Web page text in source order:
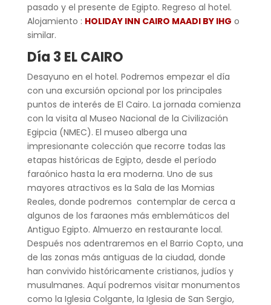
pasado y el presente de Egipto. Regreso al hotel.
Alojamiento : HOLIDAY INN CAIRO MAADI BY IHG o
similar.
Día 3 EL CAIRO
Desayuno en el hotel. Podremos empezar el día
con una excursión opcional por los principales
puntos de interés de El Cairo. La jornada comienza
con la visita al Museo Nacional de la Civilización
Egipcia (NMEC). El museo alberga una
impresionante colección que recorre todas las
etapas históricas de Egipto, desde el período
faraónico hasta la era moderna. Uno de sus
mayores atractivos es la Sala de las Momias
Reales, donde podremos contemplar de cerca a
algunos de los faraones más emblemáticos del
Antiguo Egipto. Almuerzo en restaurante local.
Después nos adentraremos en el Barrio Copto, una
de las zonas más antiguas de la ciudad, donde
han convivido históricamente cristianos, judíos y
musulmanes. Aquí podremos visitar monumentos
como la Iglesia Colgante, la Iglesia de San Sergio,